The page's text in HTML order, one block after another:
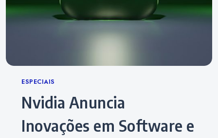
Categories
ESPECIAIS
Nvidia Anuncia
Inovações em Software e